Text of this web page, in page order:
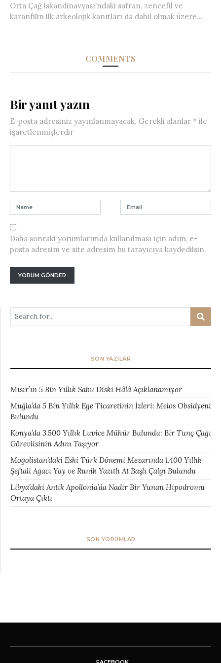
Orta Çağ İskandinavyası’ndaki safran, zencefil ve
karanfilin ilk arkeolojik kanıtları da dahil olmak üzere...
COMMENTS
Bir yanıt yazın
E-posta adresiniz yayınlanmayacak. Gerekli alanlar * ile
işaretlenmişlerdir
Daha sonraki yorumlarımda kullanılması için adım, e-
posta adresim ve site adresim bu tarayıcıya kaydedilsin.
SON YAZILAR
Mısır’ın 5 Bin Yıllık Sabu Diski Hâlâ Açıklanamıyor
Muğla’da 5 Bin Yıllık Ege Ticaretinin İzleri: Melos Obsidyeni
Bulundu
Konya’da 3.500 Yıllık Luvice Mühür Bulundu: Bir Tunç Çağı
Görevlisinin Adını Taşıyor
Moğolistan’daki Eski Türk Dönemi Mezarında 1.400 Yıllık
Şeftali Ağacı Yay ve Runik Yazıtlı At Başlı Çalgı Bulundu
Libya’daki Antik Apollonia’da Nadir Bir Yunan Hipodromu
Ortaya Çıktı
SON YORUMLAR